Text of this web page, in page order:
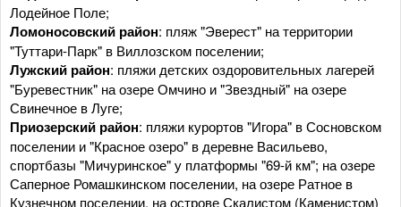
Лодейное Поле;
Ломоносовский район: пляж "Эверест" на территории
"Туттари-Парк" в Виллозском поселении;
Лужский район: пляжи детских оздоровительных лагерей
"Буревестник" на озере Омчино и "Звездный" на озере
Свинечное в Луге;
Приозерский район: пляжи курортов "Игора" в Сосновском
поселении и "Красное озеро" в деревне Васильево,
спортбазы "Мичуринское" у платформы "69-й км"; на озере
Саперное Ромашкинском поселении, на озере Ратное в
Кузнечном поселении, на острове Скалистом (Каменистом)